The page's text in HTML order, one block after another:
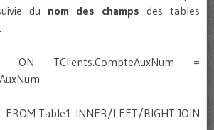
du nom des champs des tables
TClients.CompteAuxNum =
FROM Table1 INNER/LEFT/RIGHT JOIN